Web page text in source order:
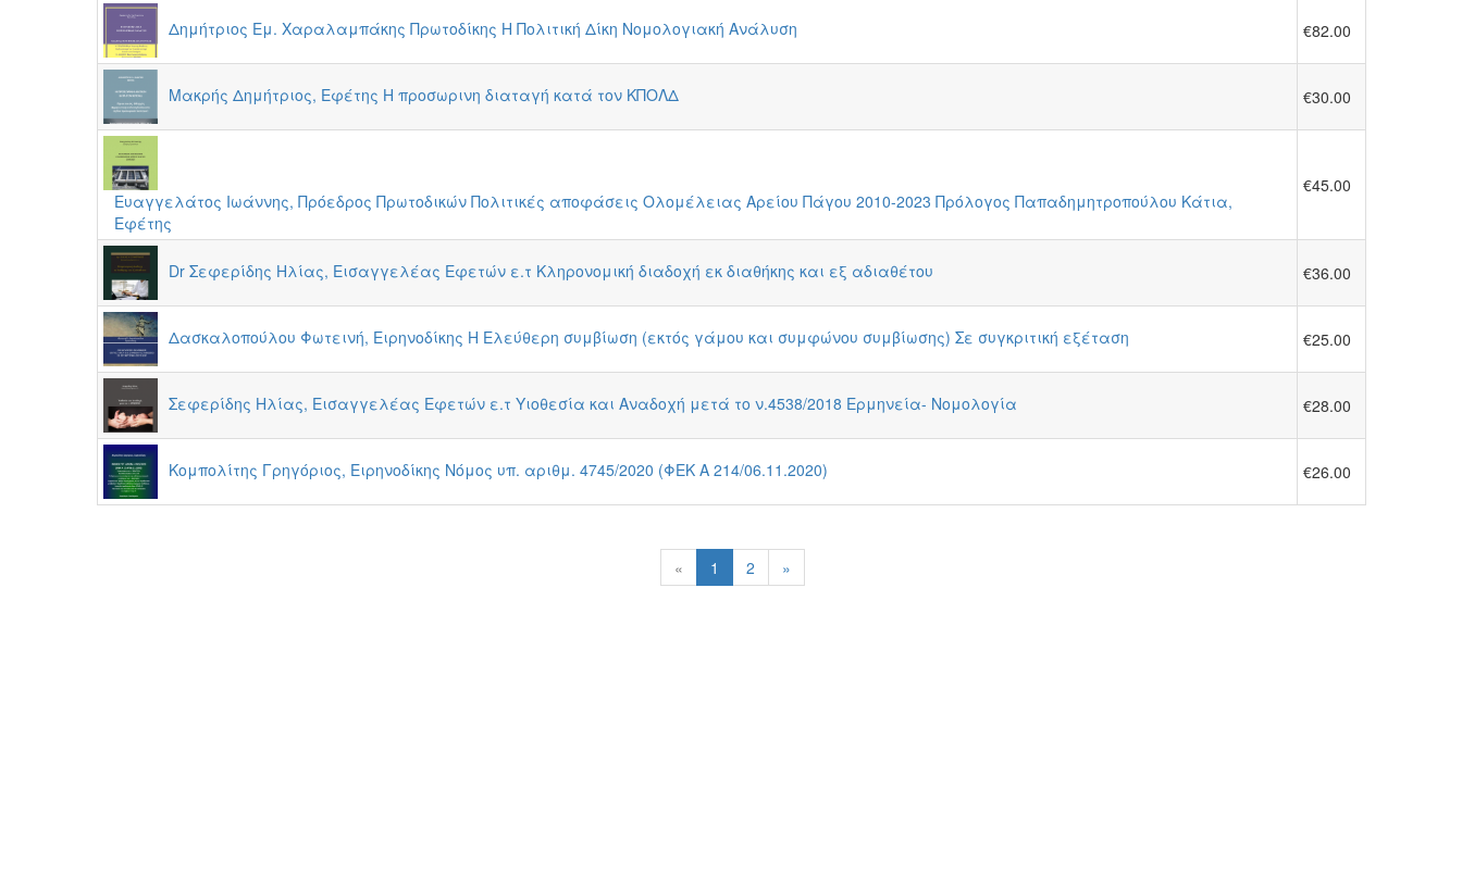
Δημήτριος Εμ. Χαραλαμπάκης Πρωτοδίκης Η Πολιτική Δίκη Νομολογιακή Ανάλυση €82.00
Μακρής Δημήτριος, Εφέτης Η προσωρινη διαταγή κατά τον ΚΠΟΛΔ €30.00
Ευαγγελάτος Ιωάννης, Πρόεδρος Πρωτοδικών Πολιτικές αποφάσεις Ολομέλειας Αρείου Πάγου 2010-2023 Πρόλογος Παπαδημητροπούλου Κάτια,
Εφέτης
€45.00
Dr Σεφερίδης Ηλίας, Εισαγγελέας Εφετών ε.τ Κληρονομική διαδοχή εκ διαθήκης και εξ αδιαθέτου €36.00
Δασκαλοπούλου Φωτεινή, Ειρηνοδίκης Η Ελεύθερη συμβίωση (εκτός γάμου και συμφώνου συμβίωσης) Σε συγκριτική εξέταση €25.00
Σεφερίδης Ηλίας, Εισαγγελέας Εφετών ε.τ Υιοθεσία και Αναδοχή μετά το ν.4538/2018 Ερμηνεία- Νομολογία €28.00
Κομπολίτης Γρηγόριος, Ειρηνοδίκης Νόμος υπ. αριθμ. 4745/2020 (ΦΕΚ A 214/06.11.2020) €26.00
« 1 2 »